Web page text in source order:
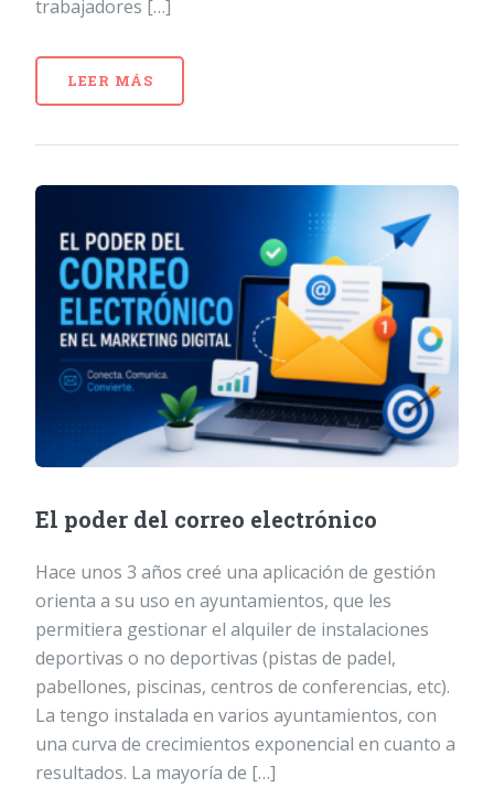
trabajadores […]
LEER MÁS
El poder del correo electrónico
Hace unos 3 años creé una aplicación de gestión
orienta a su uso en ayuntamientos, que les
permitiera gestionar el alquiler de instalaciones
deportivas o no deportivas (pistas de padel,
pabellones, piscinas, centros de conferencias, etc).
La tengo instalada en varios ayuntamientos, con
una curva de crecimientos exponencial en cuanto a
resultados. La mayoría de […]